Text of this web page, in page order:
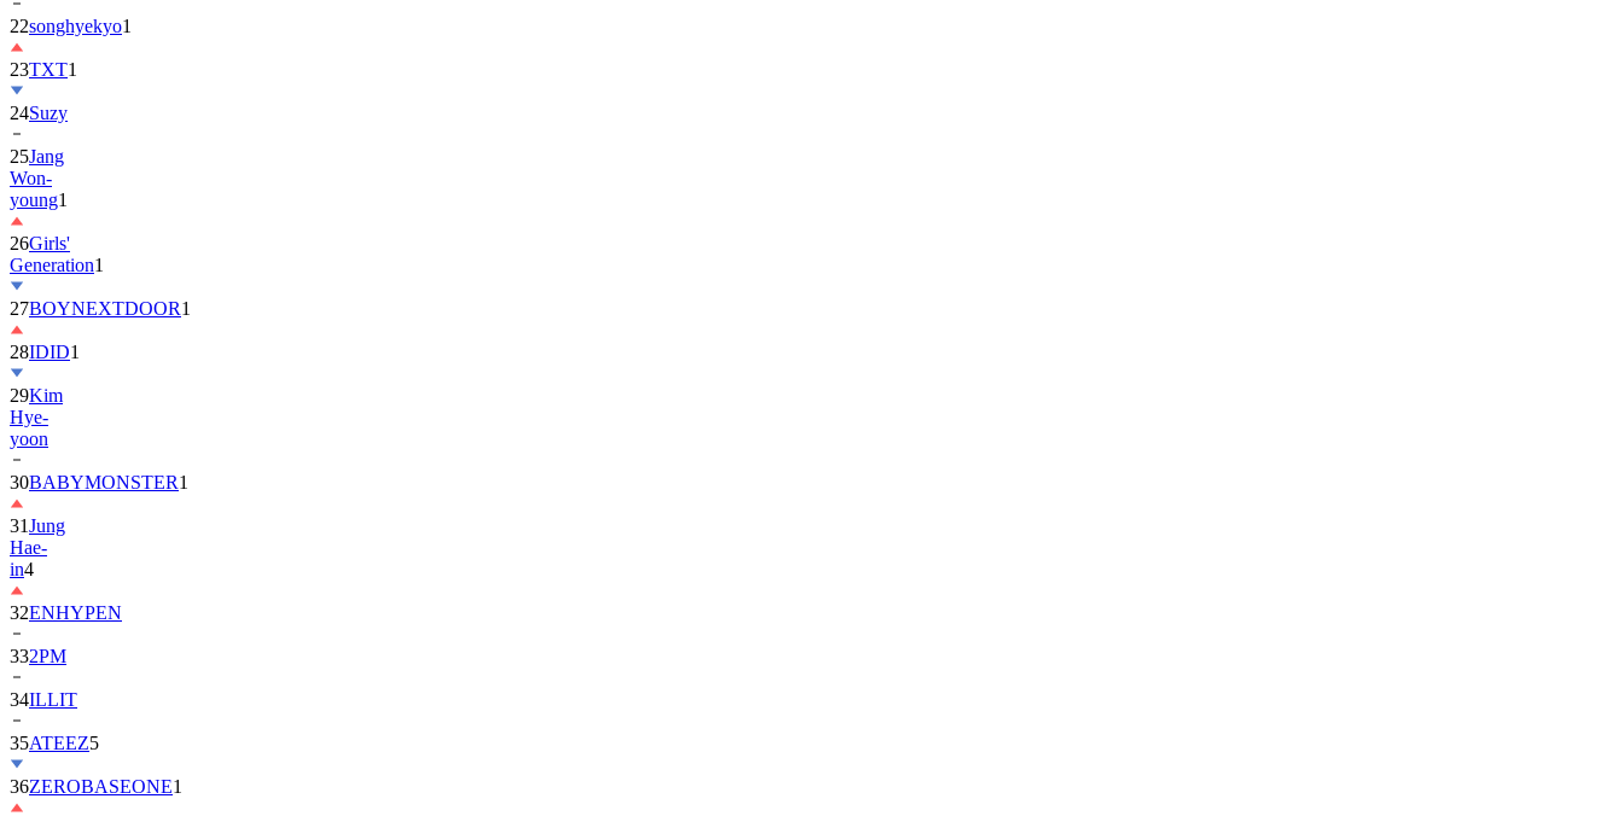
22songhyekyo1
23TXT1
24Suzy
25Jang
Won-
young1
26Girls'
Generation1
27BOYNEXTDOOR1
28IDID1
29Kim
Hye-
yoon
30BABYMONSTER1
31Jung
Hae-
in4
32ENHYPEN
332PM
34ILLIT
35ATEEZ5
36ZEROBASEONE1